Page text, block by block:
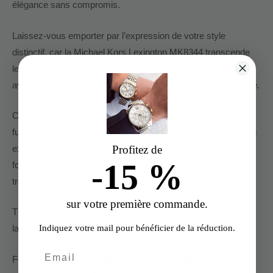
élégance sans compromis.
Laissez-vous emporter par l’expression de votre style
distinctif, car la Michael Kors Lexington MK8344 transcende
les attentes. Son design audacieux crée un lien instantané
avec ceux qui apprécient l’unicité, éveillant un désir irrésistible.
Celebrate your personality with this timepiece that combines
functionality with sophistication. Order now for a watchmaking
experience incomparable. Raise your style, find your passion
for fashion with the Lexington MK8344 – a watch that
transcends time.
This jewel MK8344 can be worn by both gentlemen than
ladies.
For women, the watch
Profitez de
-15 %
sur votre première commande.
Indiquez votre mail pour bénéficier de la réduction.